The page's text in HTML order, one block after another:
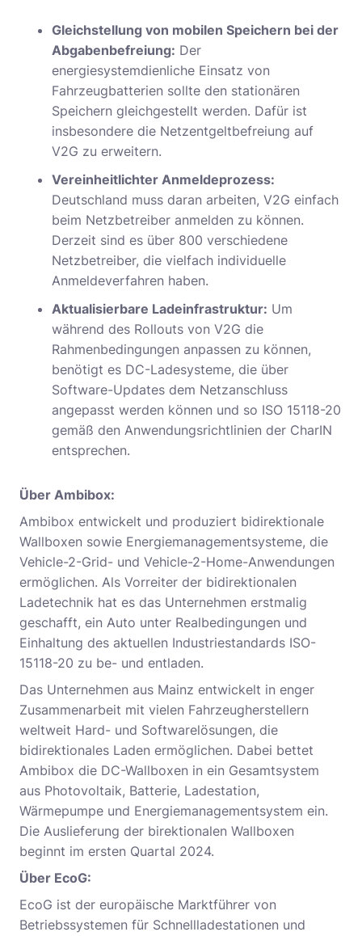
Gleichstellung von mobilen Speichern bei der
Abgabenbefreiung: Der
energiesystemdienliche Einsatz von
Fahrzeugbatterien sollte den stationären
Speichern gleichgestellt werden. Dafür ist
insbesondere die Netzentgeltbefreiung auf
V2G zu erweitern.
Vereinheitlichter Anmeldeprozess:
Deutschland muss daran arbeiten, V2G einfach
beim Netzbetreiber anmelden zu können.
Derzeit sind es über 800 verschiedene
Netzbetreiber, die vielfach individuelle
Anmeldeverfahren haben.
Aktualisierbare Ladeinfrastruktur: Um
während des Rollouts von V2G die
Rahmenbedingungen anpassen zu können,
benötigt es DC-Ladesysteme, die über
Software-Updates dem Netzanschluss
angepasst werden können und so ISO 15118-20
gemäß den Anwendungsrichtlinien der CharIN
entsprechen.
Über Ambibox:
Ambibox entwickelt und produziert bidirektionale
Wallboxen sowie Energiemanagementsysteme, die
Vehicle-2-Grid- und Vehicle-2-Home-Anwendungen
ermöglichen. Als Vorreiter der bidirektionalen
Ladetechnik hat es das Unternehmen erstmalig
geschafft, ein Auto unter Realbedingungen und
Einhaltung des aktuellen Industriestandards ISO-
15118-20 zu be- und entladen.
Das Unternehmen aus Mainz entwickelt in enger
Zusammenarbeit mit vielen Fahrzeugherstellern
weltweit Hard- und Softwarelösungen, die
bidirektionales Laden ermöglichen. Dabei bettet
Ambibox die DC-Wallboxen in ein Gesamtsystem
aus Photovoltaik, Batterie, Ladestation,
Wärmepumpe und Energiemanagementsystem ein.
Die Auslieferung der birektionalen Wallboxen
beginnt im ersten Quartal 2024.
Über EcoG:
EcoG ist der europäische Marktführer von
Betriebssystemen für Schnellladestationen und